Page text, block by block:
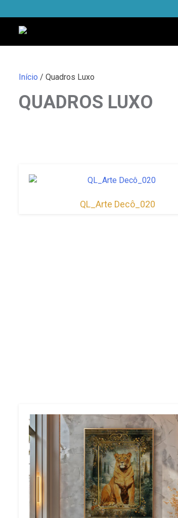
to
content
Início / Quadros Luxo
QUADROS LUXO
QL_Arte Decô_020